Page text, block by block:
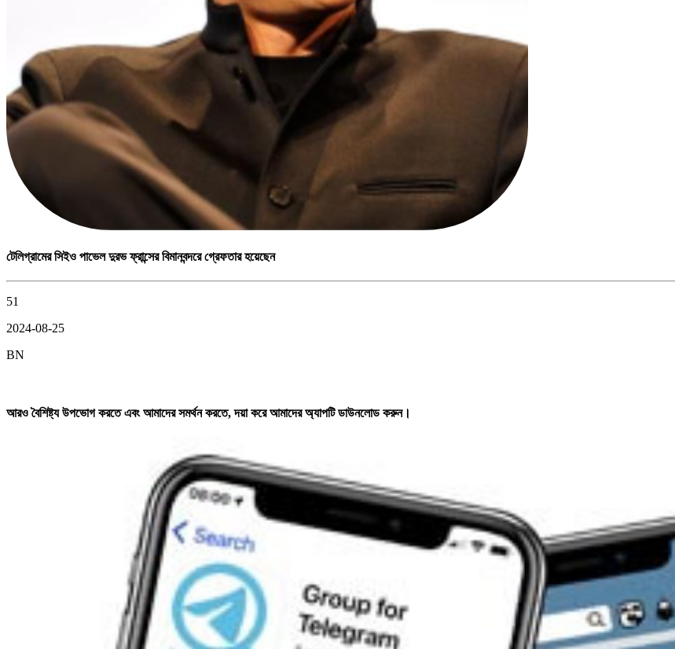
টেলিগ্রামের সিইও পাভেল দুরভ ফ্রান্সের বিমানবন্দরে গ্রেফতার হয়েছেন
51
2024-08-25
BN
আরও বৈশিষ্ট্য উপভোগ করতে এবং আমাদের সমর্থন করতে, দয়া করে আমাদের অ্যাপটি ডাউনলোড করুন।